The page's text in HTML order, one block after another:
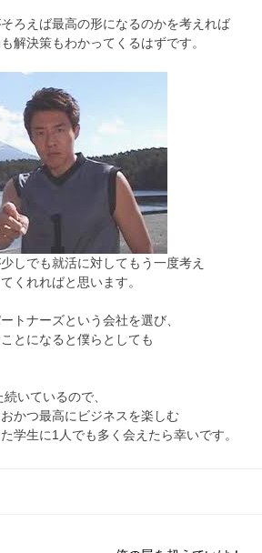
ろえば最高の形になるのかを考えれば
解決策もわかってくるはずです。
しでも就活に対してもう一度考え
くれればと思います。
トナーズという会社を選び、
とになると僕らとしても
いているので、
かつ最高にビジネスを楽しむ
学生に1人でも多く会えたら幸いです。